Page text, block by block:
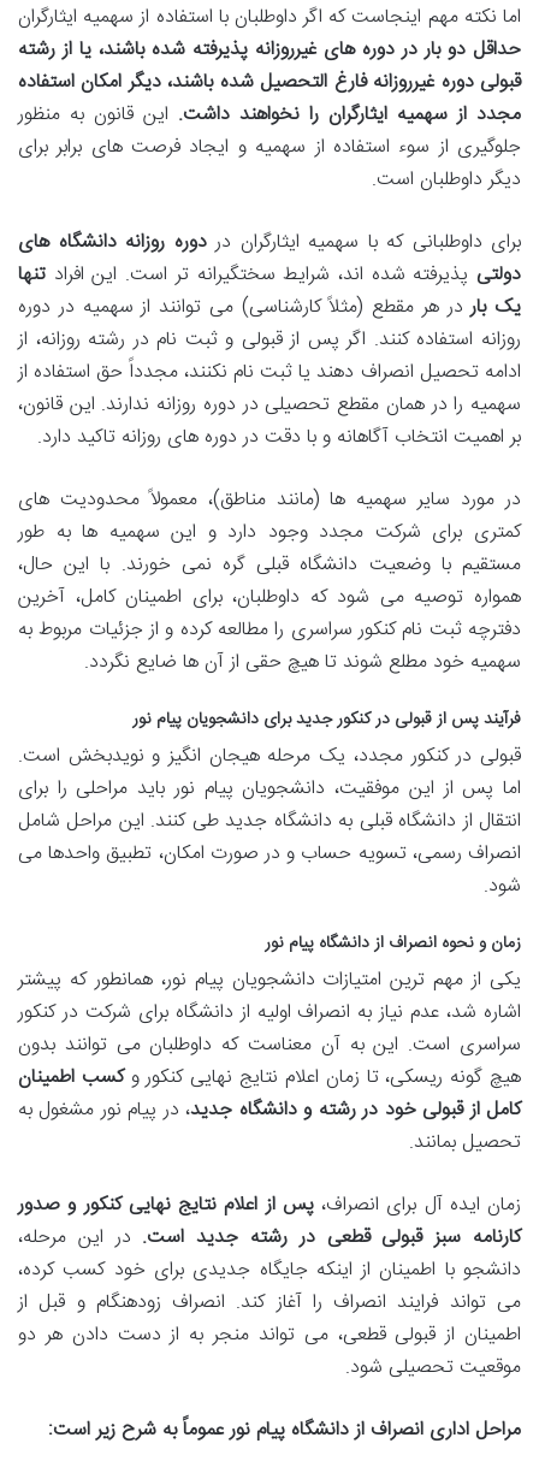
اما نکته مهم اینجاست که اگر داوطلبان با استفاده از سهمیه ایثارگران
حداقل دو بار در دوره های غیرروزانه پذیرفته شده باشند، یا از رشته
قبولی دوره غیرروزانه فارغ التحصیل شده باشند، دیگر امکان استفاده
مجدد از سهمیه ایثارگران را نخواهند داشت. این قانون به منظور
جلوگیری از سوء استفاده از سهمیه و ایجاد فرصت های برابر برای
دیگر داوطلبان است.
برای داوطلبانی که با سهمیه ایثارگران دردوره روزانه دانشگاه های
دولتی پذیرفته شده اند، شرایط سختگیرانه تر است. این افراد تنها
یک باردر هر مقطع (مثلاً کارشناسی) می توانند از سهمیه در دوره
روزانه استفاده کنند. اگر پس از قبولی و ثبت نام در رشته روزانه، از
ادامه تحصیل انصراف دهند یا ثبت نام نکنند، مجدداً حق استفاده از
سهمیه را در همان مقطع تحصیلی در دوره روزانه ندارند. این قانون،
بر اهمیت انتخاب آگاهانه و با دقت در دوره های روزانه تاکید دارد.
در مورد سایر سهمیه ها (مانند مناطق)، معمولاً محدودیت های
کمتری برای شرکت مجدد وجود دارد و این سهمیه ها به طور
مستقیم با وضعیت دانشگاه قبلی گره نمی خورند. با این حال،
همواره توصیه می شود که داوطلبان، برای اطمینان کامل، آخرین
دفترچه ثبت نام کنکور سراسری را مطالعه کرده و از جزئیات مربوط به
سهمیه خود مطلع شوند تا هیچ حقی از آن ها ضایع نگردد.
فرآیند پس از قبولی در کنکور جدید برای دانشجویان پیام نور
قبولی در کنکور مجدد، یک مرحله هیجان انگیز و نویدبخش است.
اما پس از این موفقیت، دانشجویان پیام نور باید مراحلی را برای
انتقال از دانشگاه قبلی به دانشگاه جدید طی کنند. این مراحل شامل
انصراف رسمی، تسویه حساب و در صورت امکان، تطبیق واحدها می
شود.
زمان و نحوه انصراف از دانشگاه پیام نور
یکی از مهم ترین امتیازات دانشجویان پیام نور، همانطور که پیشتر
اشاره شد، عدم نیاز به انصراف اولیه از دانشگاه برای شرکت در کنکور
سراسری است. این به آن معناست که داوطلبان می توانند بدون
هیچ گونه ریسکی، تا زمان اعلام نتایج نهایی کنکور وکسب اطمینان
کامل از قبولی خود در رشته و دانشگاه جدید، در پیام نور مشغول به
تحصیل بمانند.
زمان ایده آل برای انصراف،پس از اعلام نتایج نهایی کنکور و صدور
کارنامه سبز قبولی قطعی در رشته جدید است. در این مرحله،
دانشجو با اطمینان از اینکه جایگاه جدیدی برای خود کسب کرده،
می تواند فرایند انصراف را آغاز کند. انصراف زودهنگام و قبل از
اطمینان از قبولی قطعی، می تواند منجر به از دست دادن هر دو
موقعیت تحصیلی شود.
مراحل اداری انصراف از دانشگاه پیام نور عموماً به شرح زیر است: